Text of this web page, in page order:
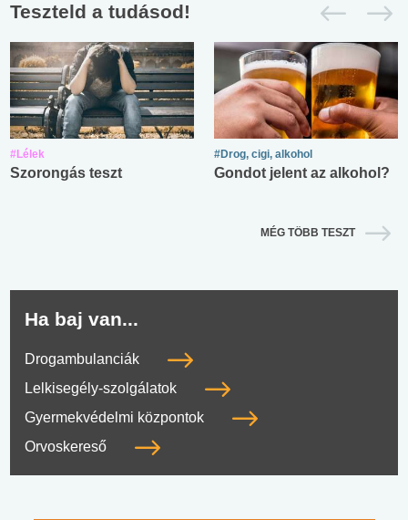
Teszteld a tudásod!
#Lélek
Szorongás teszt
#Drog, cigi, alkohol
Gondot jelent az alkohol?
MÉG TÖBB TESZT
Ha baj van...
Drogambulanciák
Lelkisegély-szolgálatok
Gyermekvédelmi központok
Orvoskereső